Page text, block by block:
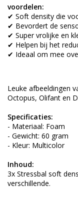
voordelen:
✔ Soft density die
✔ Bevordert de
✔ Super vrolijke en
✔ Helpen bij het
✔ Ideaal om mee
Leuke afbeeldingen
Octopus, Olifant en
Specificaties:
- Materiaal: Foam
- Gewicht: 60 gram
- Kleur: Multicolor
Inhoud:
3x Stressbal soft
verschillende.